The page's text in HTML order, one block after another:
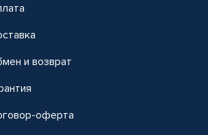
и возврат
оферта